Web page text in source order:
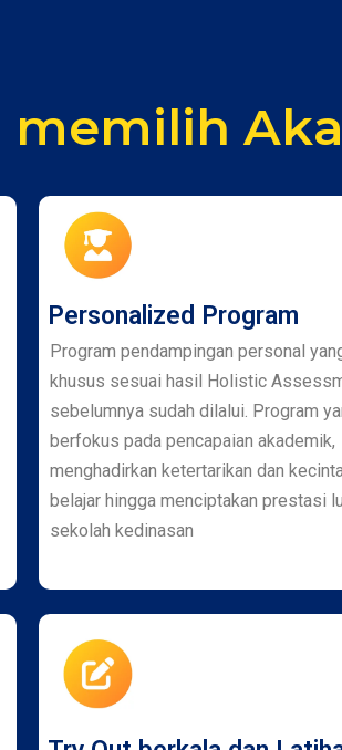
memilih
Personalized Program
Program pendampingan personal
khusus sesuai hasil Holistic
sebelumnya sudah dilalui. Program
berfokus pada pencapaian akademik,
menghadirkan ketertarikan dan
belajar hingga menciptakan prestasi
sekolah kedinasan